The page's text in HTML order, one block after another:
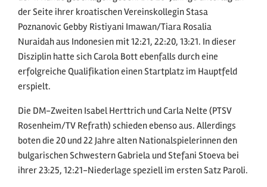
der Seite ihrer kroatischen Vereinskollegin Stasa
Poznanovic Gebby Ristiyani Imawan/Tiara Rosalia
Nuraidah aus Indonesien mit 12:21, 22:20, 13:21. In dieser
Disziplin hatte sich Carola Bott ebenfalls durch eine
erfolgreiche Qualifikation einen Startplatz im Hauptfeld
erspielt.
Die DM-Zweiten Isabel Herttrich und Carla Nelte (PTSV
Rosenheim/TV Refrath) schieden ebenso aus. Allerdings
boten die 20 und 22 Jahre alten Nationalspielerinnen den
bulgarischen Schwestern Gabriela und Stefani Stoeva bei
ihrer 23:25, 12:21-Niederlage speziell im ersten Satz Paroli.